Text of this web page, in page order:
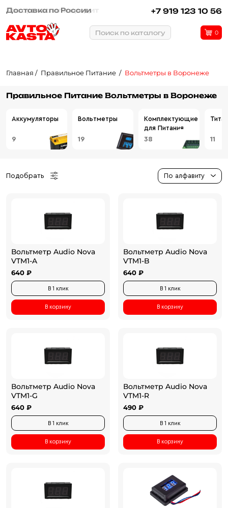
Рассрочка или кредит +7 919 123 10 56
Поиск по каталогу 0
Главная Правильное Питание Вольтметры в Воронеже
Правильное Питание Вольтметры в Воронеже
Аккумуляторы
9
Вольтметры
19
Комплектующие
для Питания
38 11
Подобрать По алфавиту
Вольтметр Audio Nova
VTM1-A
640 ₽
В 1 клик
В корзину
Вольтметр Audio Nova
VTM1-B
640 ₽
В 1 клик
В корзину
Вольтметр Audio Nova
VTM1-G
640 ₽
В 1 клик
В корзину
Вольтметр Audio Nova
VTM1-R
490 ₽
В 1 клик
В корзину